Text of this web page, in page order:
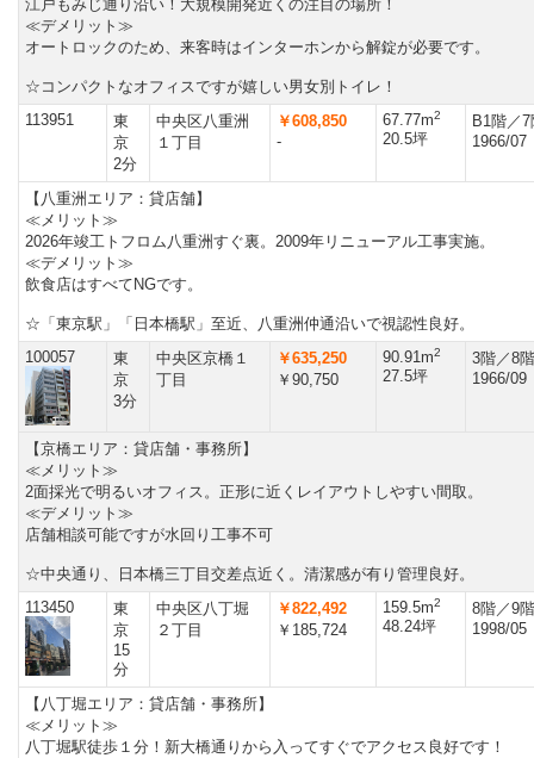
江戸もみじ通り沿い！大規模開発近くの注目の場所！
≪デメリット≫
オートロックのため、来客時はインターホンから解錠が必要です。
☆コンパクトなオフィスですが嬉しい男女別トイレ！
113951
東
京
2分
中央区八重洲
１丁目
￥608,850
-
67.77m2
20.5坪
B1階／
1966/07
【八重洲エリア：貸店舗】
≪メリット≫
2026年竣工トフロム八重洲すぐ裏。2009年リニューアル工事実施。
≪デメリット≫
飲食店はすべてNGです。
☆「東京駅」「日本橋駅」至近、八重洲仲通沿いで視認性良好。
100057
東
京
3分
中央区京橋１
丁目
￥635,250
￥90,750
90.91m2
27.5坪
3階／8
1966/09
【京橋エリア：貸店舗・事務所】
≪メリット≫
2面採光で明るいオフィス。正形に近くレイアウトしやすい間取。
≪デメリット≫
店舗相談可能ですが水回り工事不可
☆中央通り、日本橋三丁目交差点近く。清潔感が有り管理良好。
113450
東
京
15
分
中央区八丁堀
２丁目
￥822,492
￥185,724
159.5m2
48.24坪
8階／9
1998/05
【八丁堀エリア：貸店舗・事務所】
≪メリット≫
八丁堀駅徒歩１分！新大橋通りから入ってすぐでアクセス良好です！